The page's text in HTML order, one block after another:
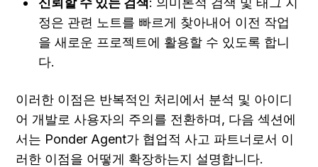
정은 관련 노트를 빠르게 찾아내어 이전 작업
을 새로운 프로젝트에 활용할 수 있도록 합니
다.
이러한 이점은 반복적인 처리에서 분석 및 아이디
어 개발로 사용자의 주의를 전환하며, 다음 섹션에
서는 Ponder Agent가 협업적 사고 파트너로서 이
러한 이점을 어떻게 확장하는지 설명합니다.